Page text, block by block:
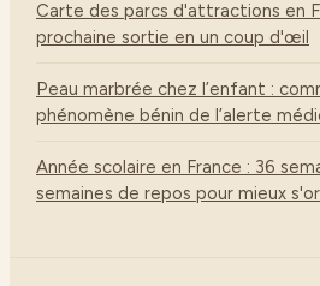
Carte des parcs d'attractions en
prochaine sortie en un coup d'œil
Peau marbrée chez l’enfant :
phénomène bénin de l’alerte
Année scolaire en France : 36
semaines de repos pour mieux